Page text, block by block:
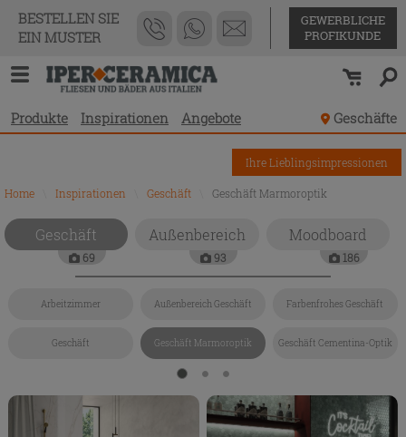
BESTELLEN SIE
EIN MUSTER
GEWERBLICHE
PROFIKUNDE
Produkte Inspirationen Angebote Geschäfte
Home Inspirationen Geschäft Geschäft Marmoroptik
Ihre Lieblingsimpressionen
Geschäft
69
Außenbereich
93
Moodboard
186
Arbeitzimmer Außenbereich Geschäft Farbenfrohes Geschäft
Geschäft Geschäft Marmoroptik Geschäft Cementina-Optik